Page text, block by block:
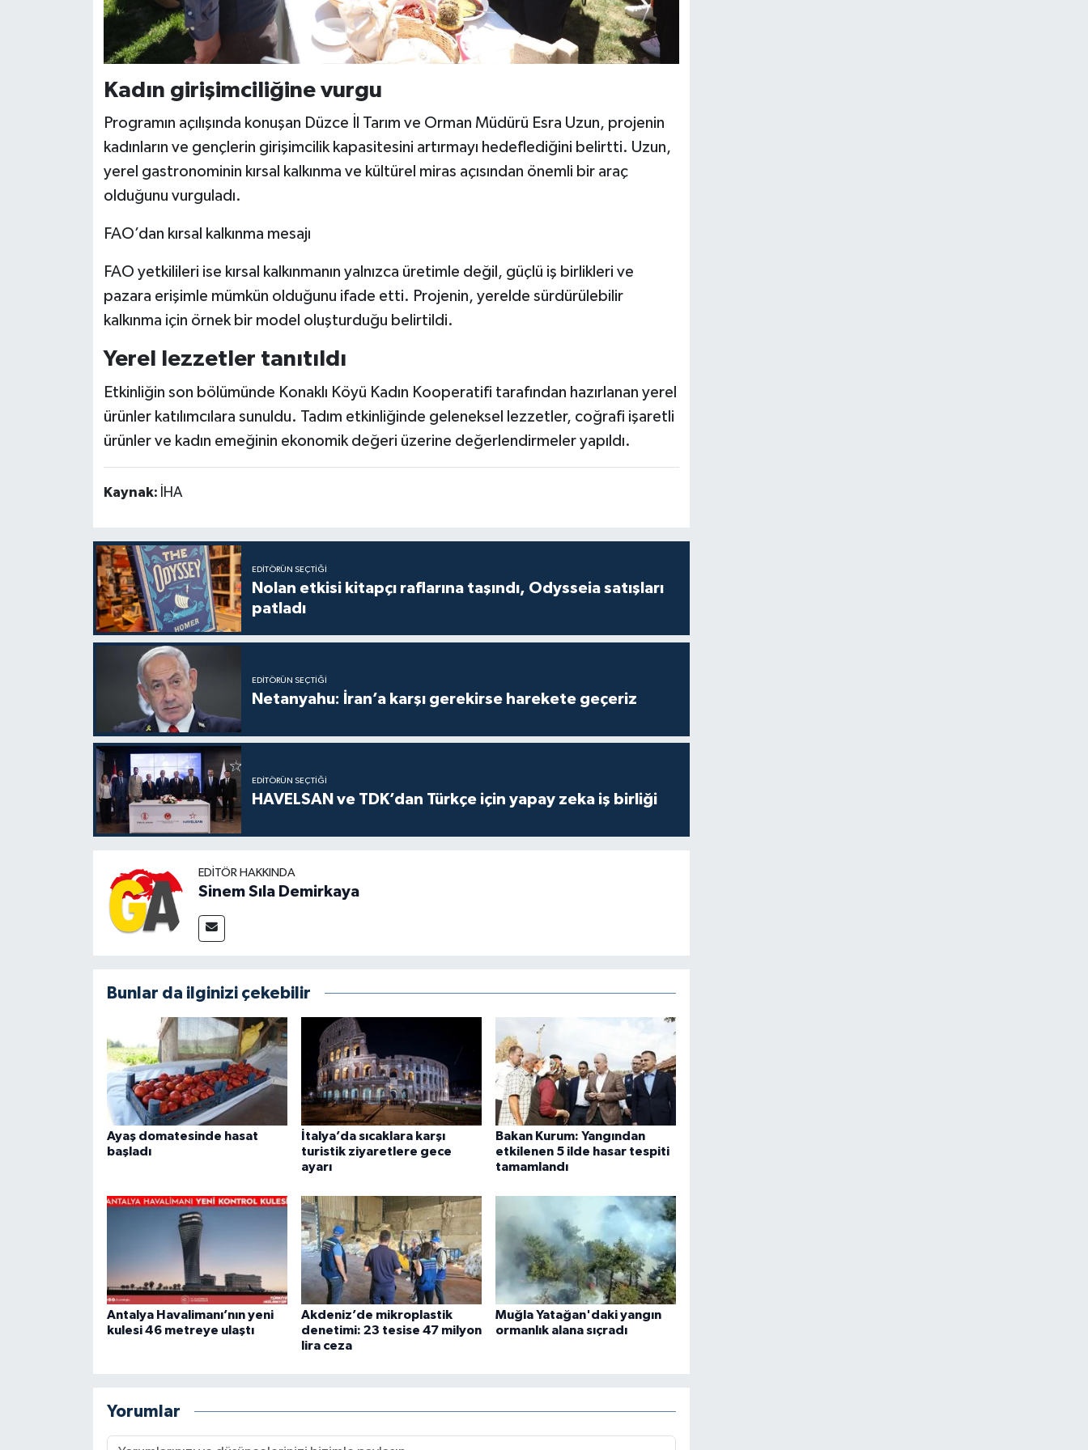
Kadın girişimciliğine vurgu
Programın açılışında konuşan Düzce İl Tarım ve Orman Müdürü Esra Uzun, projenin
kadınların ve gençlerin girişimcilik kapasitesini artırmayı hedeflediğini belirtti. Uzun,
yerel gastronominin kırsal kalkınma ve kültürel miras açısından önemli bir araç
olduğunu vurguladı.
FAO’dan kırsal kalkınma mesajı
FAO yetkilileri ise kırsal kalkınmanın yalnızca üretimle değil, güçlü iş birlikleri ve
pazara erişimle mümkün olduğunu ifade etti. Projenin, yerelde sürdürülebilir
kalkınma için örnek bir model oluşturduğu belirtildi.
Yerel lezzetler tanıtıldı
Etkinliğin son bölümünde Konaklı Köyü Kadın Kooperatifi tarafından hazırlanan yerel
ürünler katılımcılara sunuldu. Tadım etkinliğinde geleneksel lezzetler, coğrafi işaretli
ürünler ve kadın emeğinin ekonomik değeri üzerine değerlendirmeler yapıldı.
Kaynak: İHA
EDITÖRÜN SEÇTIĞI
Nolan etkisi kitapçı raflarına taşındı, Odysseia satışları
patladı
EDITÖRÜN SEÇTIĞI
Netanyahu: İran’a karşı gerekirse harekete geçeriz
EDITÖRÜN SEÇTIĞI
HAVELSAN ve TDK’dan Türkçe için yapay zeka iş birliği
EDITÖR HAKKINDA
Sinem Sıla Demirkaya
Bunlar da ilginizi çekebilir
Ayaş domatesinde hasat
başladı
İtalya’da sıcaklara karşı
turistik ziyaretlere gece
ayarı
Bakan Kurum: Yangından
etkilenen 5 ilde hasar tespiti
tamamlandı
Antalya Havalimanı’nın yeni
kulesi 46 metreye ulaştı
Akdeniz’de mikroplastik
denetimi: 23 tesise 47 milyon
lira ceza
Muğla Yatağan'daki yangın
ormanlık alana sıçradı
Yorumlar